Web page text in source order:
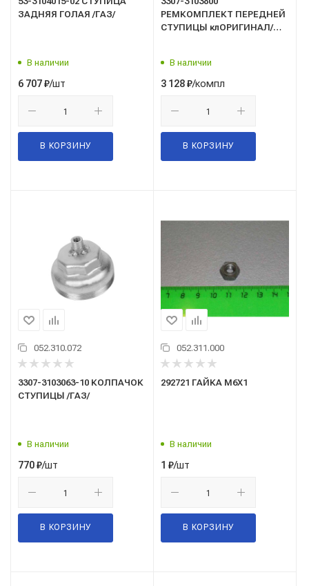
ЗАДНЯЯ ГОЛАЯ /ГАЗ/
В наличии
6 707₽/шт
В КОРЗИНУ
РЕМКОМПЛЕКТ ПЕРЕДНЕЙ
СТУПИЦЫ клОРИГИНАЛ/
В наличии
3 128₽/компл
В КОРЗИНУ
052.310.072
3307-3103063-10 КОЛПАЧОК
СТУПИЦЫ /ГАЗ/
В наличии
770₽/шт
В КОРЗИНУ
052.311.000
292721 ГАЙКА М6Х1
В наличии
1 ₽/шт
В КОРЗИНУ